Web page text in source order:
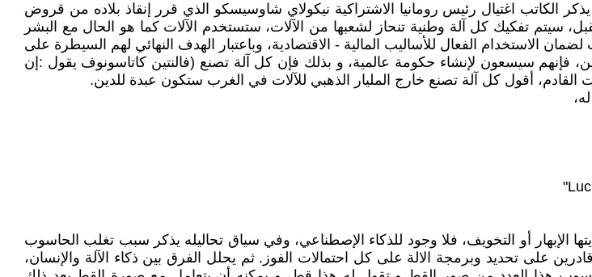
الكاتب اغتيال رئيس رومانيا الاشتراكية نيكولاي شاوسيسكو الذي قرر إنقاذ بلاده من قروض
سيتم تفكيك كل آلة وطنية تنحاز لشعبها من الآلات، ستستخدم الآلات كما هو الحال مع البشر
الاستخدام الفعال للأساليب المالية - الاقتصادية، وباعتبار الهدف النهائي لهم السيطرة على
فإنهم سيسعون لإنشاء حكومة عالمية، و بذلك فإن كل آلة تصنع (فالنتين كاتاسونوف يقول :إن
أقول كل آلة تصنع خارج المليار الذهبي للآلات في الغرب ستكون عبدة للدين.
الإبهار أو التخويف، فلا وجود للذكاء الإصطناعي، وفي سياق تحاليله يذكر سبب تغلب الحاسوب
لأن الخبراء قادرين على تحديد وبرمجة الالة على كل احتمالات الفوز. ثم يحلل الفرق بين ذكاء الآلة والإنسان،